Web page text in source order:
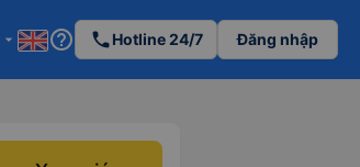
arrow_drop_down help_outline phoneHotline 24/7 Đăng nhập